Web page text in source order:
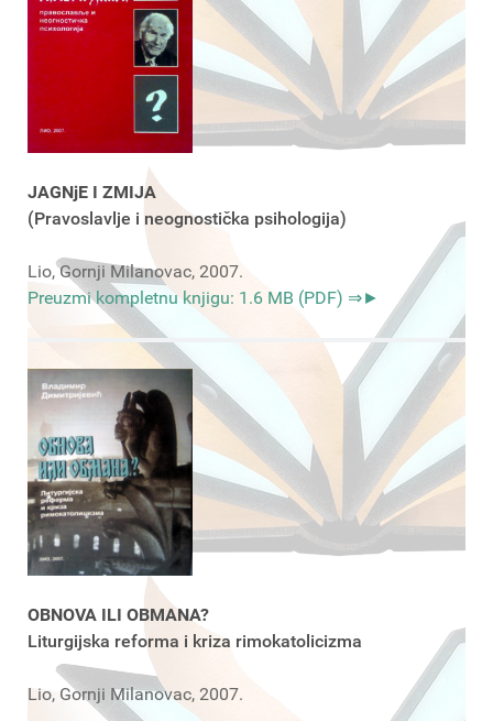
JAGNjE I ZMIJA
(Pravoslavlje i neognostička psihologija)
Lio, Gornji Milanovac, 2007.
Preuzmi kompletnu knjigu: 1.6 MB (PDF) ⇒►
OBNOVA ILI OBMANA?
Liturgijska reforma i kriza rimokatolicizma
Lio, Gornji Milanovac, 2007.